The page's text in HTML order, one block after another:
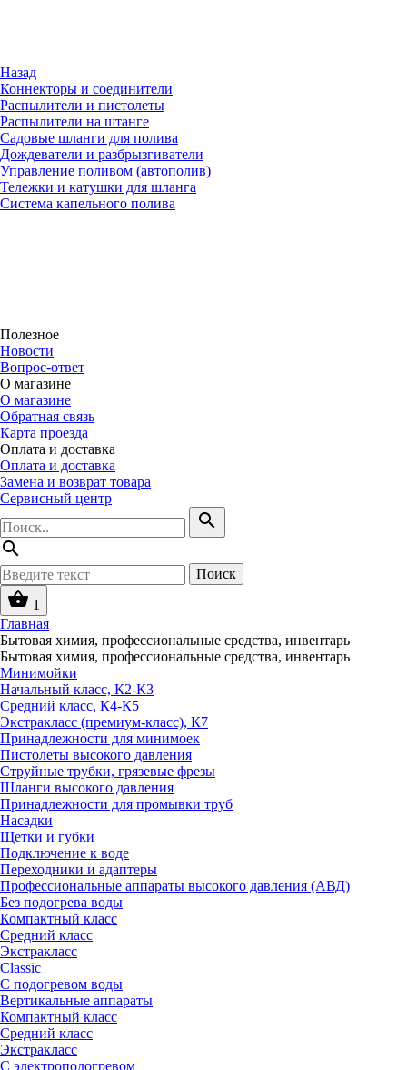
Назад
Коннекторы и соединители
Распылители и пистолеты
Распылители на штанге
Садовые шланги для полива
Дождеватели и разбрызгиватели
Управление поливом (автополив)
Тележки и катушки для шланга
Система капельного полива
Полезное
Новости
Вопрос-ответ
О магазине
О магазине
Обратная связь
Карта проезда
Оплата и доставка
Оплата и доставка
Замена и возврат товара
Сервисный центр
search
search
Поиск
shopping_basket 1
Главная
Бытовая химия, профессиональные средства, инвентарь
Бытовая химия, профессиональные средства, инвентарь
Минимойки
Начальный класс, К2-К3
Средний класс, К4-К5
Экстракласс (премиум-класс), К7
Принадлежности для минимоек
Пистолеты высокого давления
Струйные трубки, грязевые фрезы
Шланги высокого давления
Принадлежности для промывки труб
Насадки
Щетки и губки
Подключение к воде
Переходники и адаптеры
Профессиональные аппараты высокого давления (АВД)
Без подогрева воды
Компактный класс
Средний класс
Экстракласс
Classic
С подогревом воды
Вертикальные аппараты
Компактный класс
Средний класс
Экстракласс
С электроподогревом